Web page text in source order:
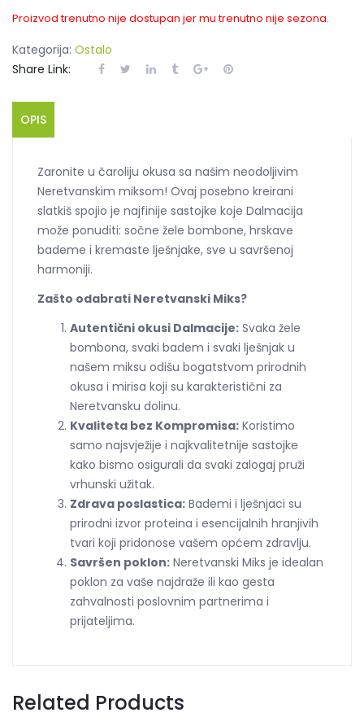
Proizvod trenutno nije dostupan jer mu trenutno nije sezona.
Kategorija: Ostalo
Share Link:
OPIS
Zaronite u čaroliju okusa sa našim neodoljivim
Neretvanskim miksom! Ovaj posebno kreirani
slatkiš spojio je najfinije sastojke koje Dalmacija
može ponuditi: sočne žele bombone, hrskave
bademe i kremaste lješnjake, sve u savršenoj
harmoniji.
Zašto odabrati Neretvanski Miks?
Autentični okusi Dalmacije: Svaka žele
bombona, svaki badem i svaki lješnjak u
našem miksu odišu bogatstvom prirodnih
okusa i mirisa koji su karakteristični za
Neretvansku dolinu.
Kvaliteta bez Kompromisa: Koristimo
samo najsvježije i najkvalitetnije sastojke
kako bismo osigurali da svaki zalogaj pruži
vrhunski užitak.
Zdrava poslastica: Bademi i lješnjaci su
prirodni izvor proteina i esencijalnih hranjivih
tvari koji pridonose vašem općem zdravlju.
Savršen poklon: Neretvanski Miks je idealan
poklon za vaše najdraže ili kao gesta
zahvalnosti poslovnim partnerima i
prijateljima.
Related Products